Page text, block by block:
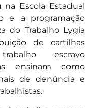
Escola Estadual
e a programação
do Trabalho Lygia
de cartilhas
escravo
ensinam como
de denúncia e